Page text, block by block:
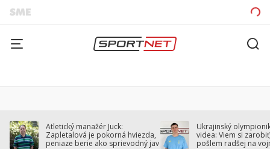
Atletický manažér Juck:
Zapletalová je pokorná hviezda,
peniaze berie ako sprievodný jav
Ukrajinský
videa: Viem si
pošlem radšej na